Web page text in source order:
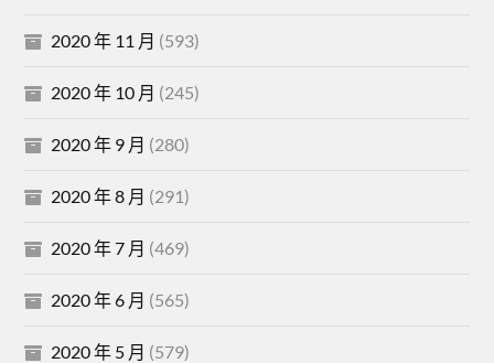
2020 年 11 月 (593)
2020 年 10 月 (245)
2020 年 9 月 (280)
2020 年 8 月 (291)
2020 年 7 月 (469)
2020 年 6 月 (565)
2020 年 5 月 (579)